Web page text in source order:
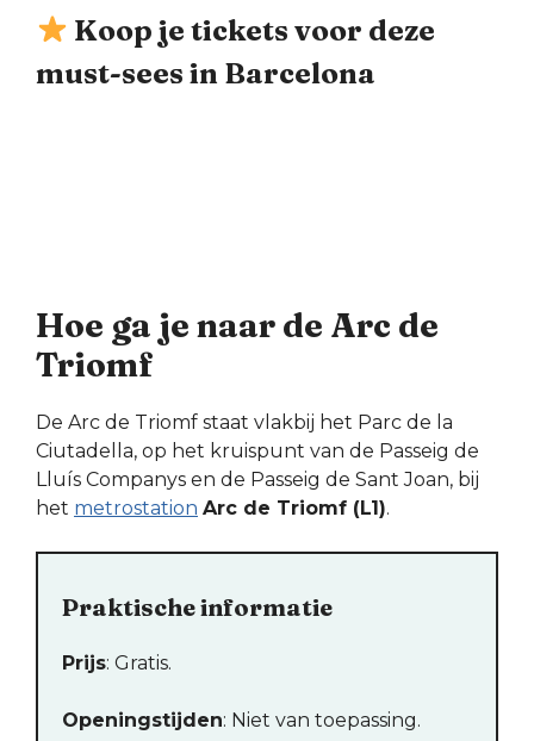
Koop je tickets voor deze
must-sees in Barcelona
Hoe ga je naar de Arc de
Triomf
De Arc de Triomf staat vlakbij het Parc de la
Ciutadella, op het kruispunt van de Passeig de
Lluís Companys en de Passeig de Sant Joan, bij
het metrostation Arc de Triomf (L1).
Praktische informatie
Prijs: Gratis.
Openingstijden: Niet van toepassing.